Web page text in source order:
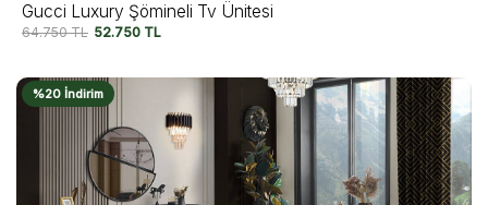
Gucci Luxury Şömineli Tv Ünitesi
64.750TL 52.750 TL
%20 İndirim